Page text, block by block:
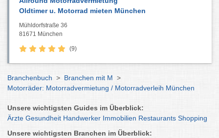
Oldtimer u. Motorrad mieten München
Mühldorfstraße 36
81671 München
(9)
Branchenbuch > Branchen mit M >
Motorräder: Motorradvermietung / Motorradverleih München
Unsere wichtigsten Guides im Überblick:
Ärzte Gesundheit Handwerker Immobilien Restaurants Shopping
Unsere wichtigsten Branchen im Überblick: